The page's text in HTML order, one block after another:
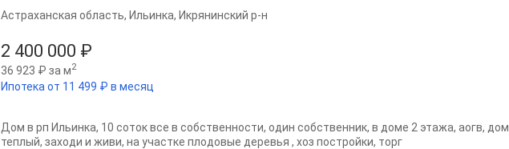
2 400 000 ₽
36 923 ₽ за м2
Ипотека от 11 499 ₽ в месяц
Астраханская область, Ильинка, Икрянинский р-н
Дом в рп Ильинка, 10 соток все в собственности, один собственник, в доме 2 этажа, аогв, дом
теплый, заходи и живи, на участке плодовые деревья , хоз постройки, торг